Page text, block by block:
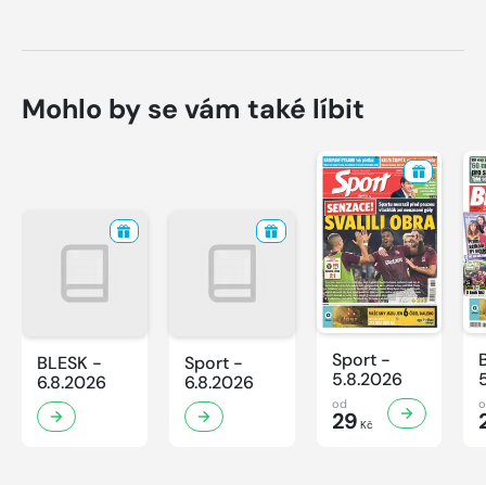
Mohlo by se vám také líbit
BLESK -
6.8.2026
Sport -
6.8.2026
Sport -
5.8.2026
od
29 Kč